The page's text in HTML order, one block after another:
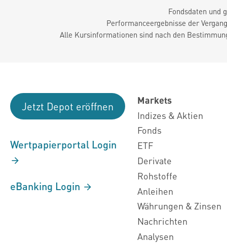
Fondsdaten und
Performanceergebnisse der
Alle Kursinformationen sind nach den
Jetzt Depot eröffnen
Wertpapierportal Login
eBanking Login
Markets
Indizes & Aktien
Fonds
ETF
Derivate
Rohstoffe
Anleihen
Währungen & Zinsen
Nachrichten
Analysen